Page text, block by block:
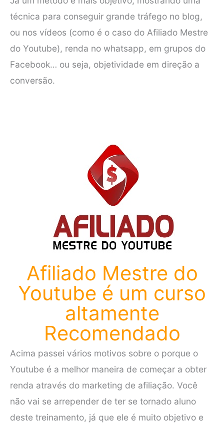
técnica para conseguir grande tráfego no blog,
ou nos vídeos (como é o caso do Afiliado Mestre
do Youtube), renda no whatsapp, em grupos do
Facebook… ou seja, objetividade em direção a
conversão.
Afiliado Mestre do
Youtube é um curso
altamente
Recomendado
Acima passei vários motivos sobre o porque o
Youtube é a melhor maneira de começar a obter
renda através do marketing de afiliação. Você
não vai se arrepender de ter se tornado aluno
deste treinamento, já que ele é muito objetivo e